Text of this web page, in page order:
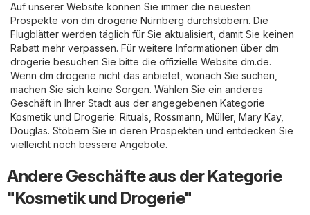
Auf unserer Website können Sie immer die neuesten
Prospekte von dm drogerie Nürnberg durchstöbern. Die
Flugblätter werden täglich für Sie aktualisiert, damit Sie keinen
Rabatt mehr verpassen. Für weitere Informationen über dm
drogerie besuchen Sie bitte die offizielle Website dm.de.
Wenn dm drogerie nicht das anbietet, wonach Sie suchen,
machen Sie sich keine Sorgen. Wählen Sie ein anderes
Geschäft in Ihrer Stadt aus der angegebenen Kategorie
Kosmetik und Drogerie: Rituals, Rossmann, Müller, Mary Kay,
Douglas. Stöbern Sie in deren Prospekten und entdecken Sie
vielleicht noch bessere Angebote.
Andere Geschäfte aus der Kategorie
"Kosmetik und Drogerie"